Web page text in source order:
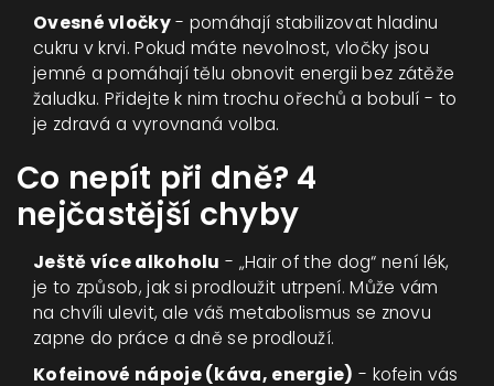
Ovesné vločky- pomáhají stabilizovat hladinu
cukru v krvi. Pokud máte nevolnost, vločky jsou
jemné a pomáhají tělu obnovit energii bez zátěže
žaludku. Přidejte k nim trochu ořechů a bobulí - to
je zdravá a vyrovnaná volba.
Co nepít při dně? 4
nejčastější chyby
Ještě více alkoholu - „Hair of the dog“ není lék,
je to způsob, jak si prodloužit utrpení. Může vám
na chvíli ulevit, ale váš metabolismus se znovu
zapne do práce a dně se prodlouží.
Kofeinové nápoje (káva, energie) - kofein vás